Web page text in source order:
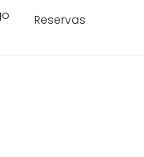
Reservas